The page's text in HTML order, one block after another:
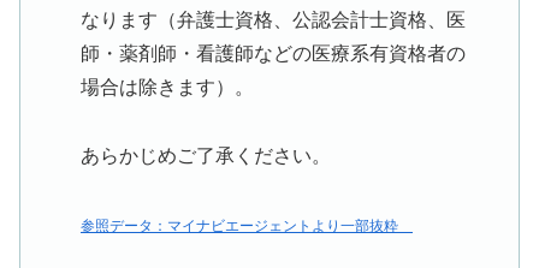
なります（弁護士資格、公認会計士資格、医
師・薬剤師・看護師などの医療系有資格者の
場合は除きます）。
あらかじめご了承ください。
参照データ：マイナビエージェントより一部抜粋